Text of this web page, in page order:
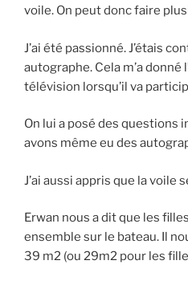
voile. On peut donc faire
J’ai été passionné. J’étais
autographe. Cela m’a donné
télévision lorsqu’il va
On lui a posé des questions
avons même eu des
J’ai aussi appris que la voile
Erwan nous a dit que les
ensemble sur le bateau. Il
39 m2 (ou 29m2 pour les